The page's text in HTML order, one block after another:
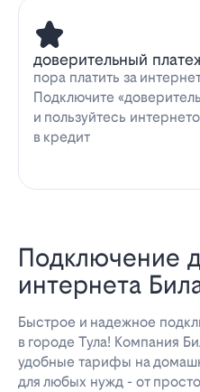
доверительный
пора платить за
Подключите
и пользуйтесь
в кредит
Подключение
интернета
Быстрое и надежное
в городе Тула! Компания
удобные тарифы на
для любых нужд - от